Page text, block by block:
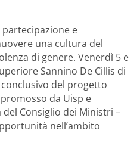
e
una cultura del
di genere. Venerdì 5 e
Sannino De Cillis di
del progetto
da Uisp e
Consiglio dei Ministri –
nell’ambito